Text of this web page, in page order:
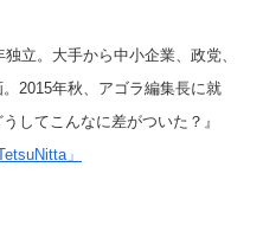
立。大手から中小企業、政党、
2015年秋、アゴラ編集長に就
してこんなに差がついた？』
」